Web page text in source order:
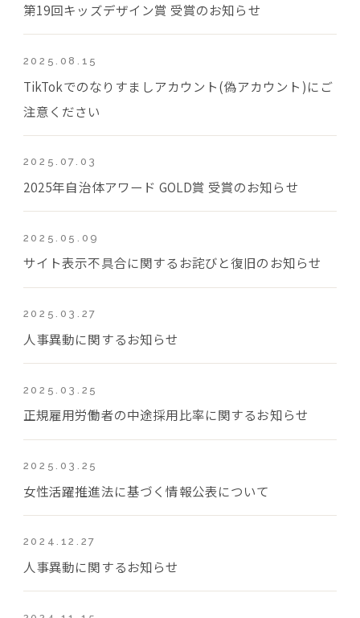
第19回キッズデザイン賞 受賞のお知らせ
2025.08.15
TikTokでのなりすましアカウント(偽アカウント)にご
注意ください
2025.07.03
2025年自治体アワード GOLD賞 受賞のお知らせ
2025.05.09
サイト表示不具合に関するお詫びと復旧のお知らせ
2025.03.27
人事異動に関するお知らせ
2025.03.25
正規雇用労働者の中途採用比率に関するお知らせ
2025.03.25
女性活躍推進法に基づく情報公表について
2024.12.27
人事異動に関するお知らせ